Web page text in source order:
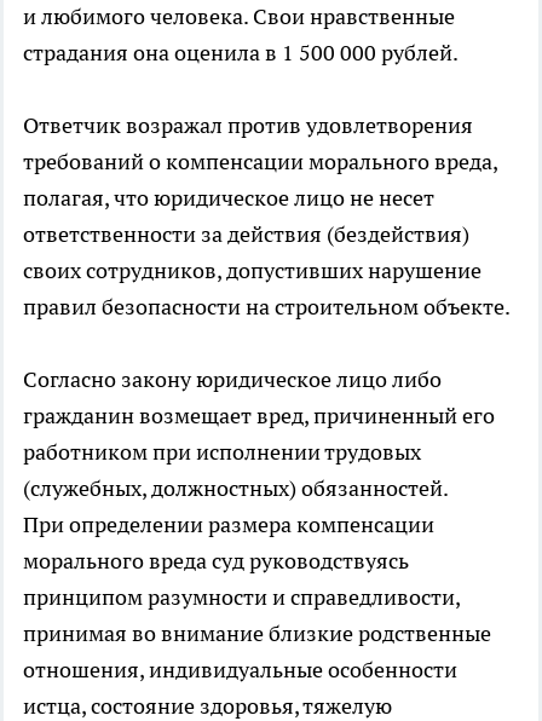
и любимого человека. Свои нравственные
страдания она оценила в 1 500 000 рублей.
Ответчик возражал против удовлетворения
требований о компенсации морального вреда,
полагая, что юридическое лицо не несет
ответственности за действия (бездействия)
своих сотрудников, допустивших нарушение
правил безопасности на строительном объекте.
Согласно закону юридическое лицо либо
гражданин возмещает вред, причиненный его
работником при исполнении трудовых
(служебных, должностных) обязанностей.
При определении размера компенсации
морального вреда суд руководствуясь
принципом разумности и справедливости,
принимая во внимание близкие родственные
отношения, индивидуальные особенности
истца, состояние здоровья, тяжелую